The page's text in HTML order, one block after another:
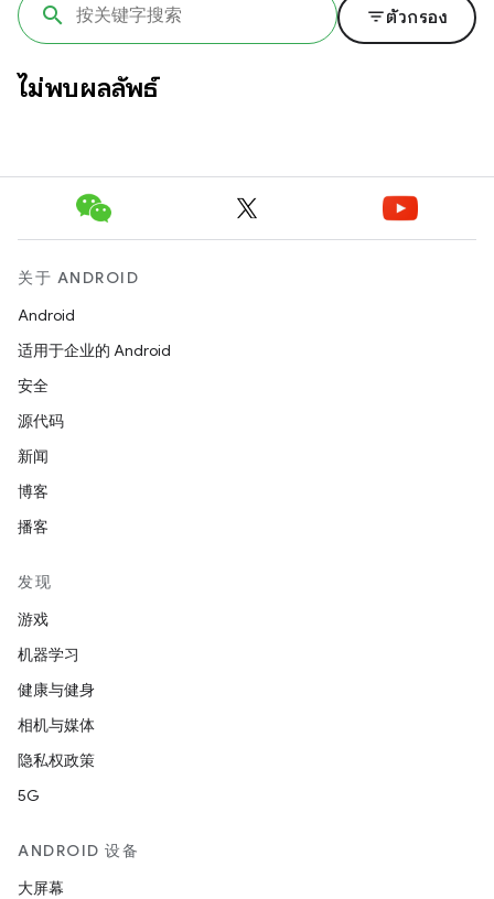
filter_listตัวกรอง
ไม่พบผลลัพธ์
关于 ANDROID
Android
适用于企业的 Android
安全
源代码
新闻
博客
播客
发现
游戏
机器学习
健康与健身
相机与媒体
隐私权政策
5G
ANDROID 设备
大屏幕